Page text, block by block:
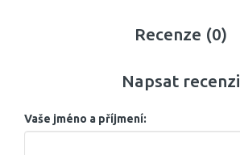
Recenze (0)
Napsat recenzi
Vaše jméno a příjmení: